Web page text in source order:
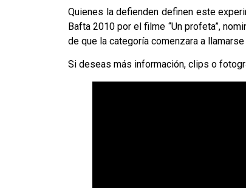
Quienes la defienden definen este
Bafta 2010 por el filme “Un profeta”,
de que la categoría comenzara a
Si deseas más información, clips o